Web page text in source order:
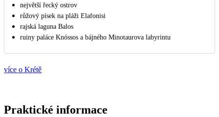
největší řecký ostrov
růžový písek na pláži Elafonisi
rajská laguna Balos
ruiny paláce Knóssos a bájného Minotaurova labyrintu
více o Krétě
Praktické informace